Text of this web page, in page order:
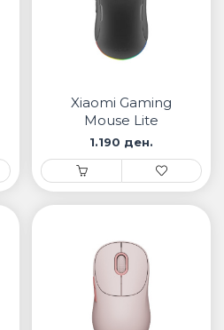
Xiaomi Gaming
Mouse Lite
1.190 ден.